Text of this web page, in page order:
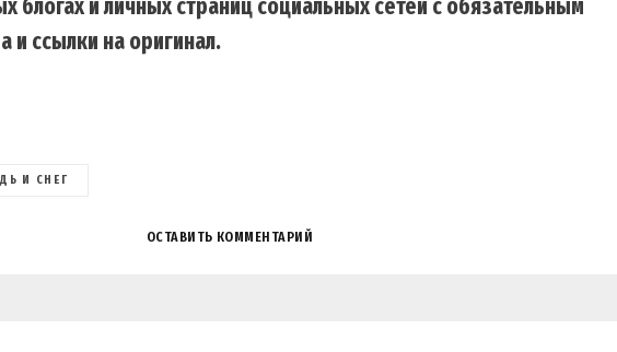
блогах и личных страниц социальных сетей с обязательным
и ссылки на оригинал.
И СНЕГ
ОСТАВИТЬ КОММЕНТАРИЙ